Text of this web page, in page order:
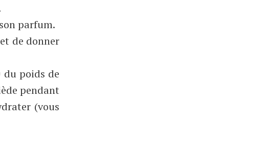
parfum.
de donner
du poids de
pendant
(vous